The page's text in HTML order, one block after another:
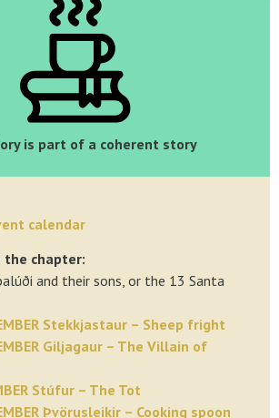
is part of a coherent story
calendar
chapter:
and their sons, or the 13 Santa
Stekkjastaur – Sheep fright
Giljagaur – The Villain of
Stúfur – The Tot
Þvörusleikir – Cooking spoon